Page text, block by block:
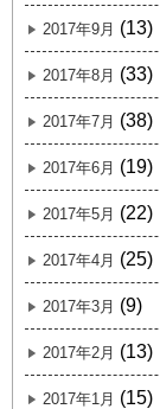
2017年9月 (13)
2017年8月 (33)
2017年7月 (38)
2017年6月 (19)
2017年5月 (22)
2017年4月 (25)
2017年3月 (9)
2017年2月 (13)
2017年1月 (15)